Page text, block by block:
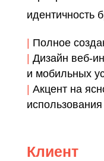
идентичность
Полное
Дизайн веб-
и мобильных
Акцент на
Клиент